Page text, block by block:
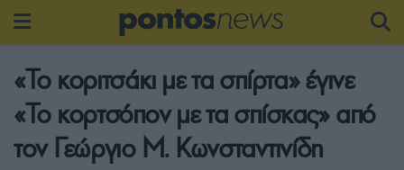
«Το κοριτσάκι με τα σπίρτα» έγινε
«Το κορτσόπον με τα σπίσκας» από
τον Γεώργιο Μ. Κωνσταντινίδη